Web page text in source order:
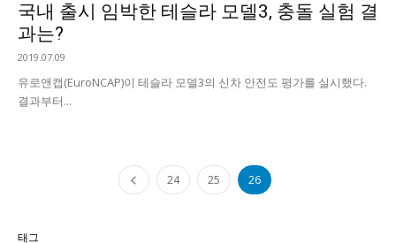
국내 출시 임박한 테슬라 모델3, 충돌 실험 결
과는?
2019.07.09
유로앤캡(EuroNCAP)이 테슬라 모델3의 신차 안전도 평가를 실시했다.
결과부터...
24 25 26
태그